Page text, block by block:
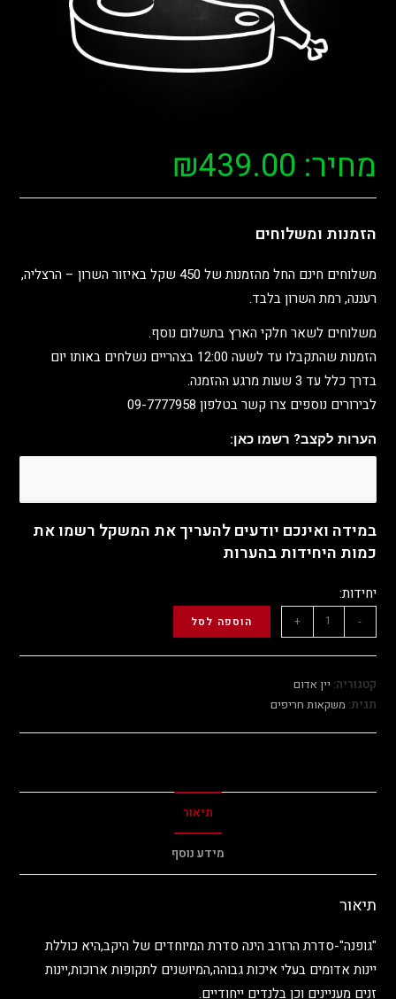
מחיר: ₪439.00
הזמנות ומשלוחים
משלוחים חינם החל מהזמנות של 450 שקל באיזור השרון – הרצליה,
רעננה, רמת השרון בלבד.
משלוחים לשאר חלקי הארץ בתשלום נוסף.
הזמנות שהתקבלו עד לשעה 12:00 בצהריים נשלחים באותו יום
בדרך כלל עד 3 שעות מרגע ההזמנה.
לבירורים נוספים צרו קשר בטלפון 09-7777958
הערות לקצב? רשמו כאן:
במידה ואינכם יודעים להעריך את המשקל רשמו את
כמות היחידות בהערות
יחידות:
-
+ הוספה לסל
קטגוריה: יין אדום
תגית: משקאות חריפים
תיאור
מידע נוסף
תיאור
"גופנה"-סדרת הרזרב הינה סדרת המיוחדים של היקב,היא כוללת
יינות אדומים בעלי איכות גבוהה,המיושנים לתקופות ארוכות,יינות
זנים מעניינים וכן בלנדים ייחודיים.